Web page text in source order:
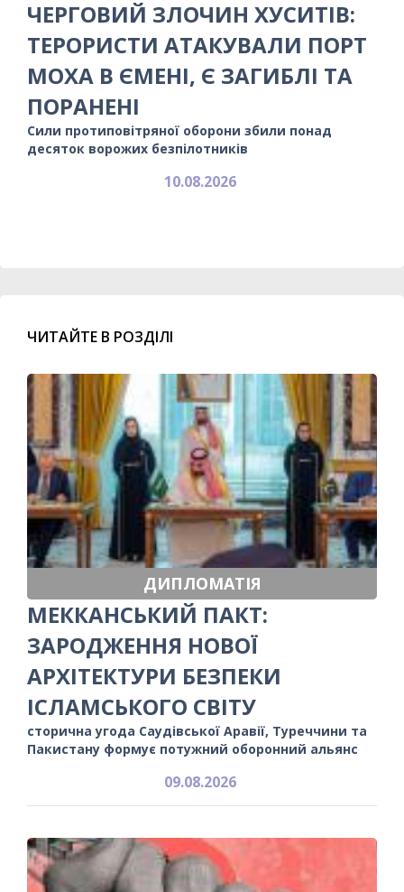
ЧЕРГОВИЙ ЗЛОЧИН ХУСИТІВ:
ТЕРОРИСТИ АТАКУВАЛИ ПОРТ
МОХА В ЄМЕНІ, Є ЗАГИБЛІ ТА
ПОРАНЕНІ
Сили протиповітряної оборони збили понад
десяток ворожих безпілотників
10.08.2026
ЧИТАЙТЕ В РОЗДІЛІ
ДИПЛОМАТІЯ
МЕККАНСЬКИЙ ПАКТ:
ЗАРОДЖЕННЯ НОВОЇ
АРХІТЕКТУРИ БЕЗПЕКИ
ІСЛАМСЬКОГО СВІТУ
сторична угода Саудівської Аравії, Туреччини та
Пакистану формує потужний оборонний альянс
09.08.2026